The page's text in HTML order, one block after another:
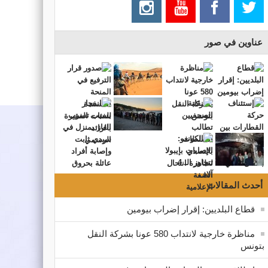
عناوين في صور
أحدث المقالات
قطاع البلديين: إقرار إضراب بيومين
مناظرة خارجية لانتداب 580 عونا بشركة النقل
بتونس